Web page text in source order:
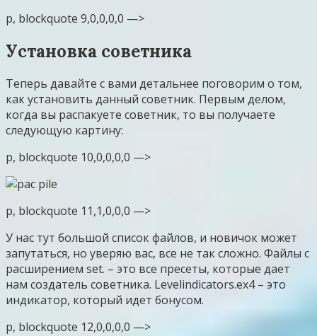
p, blockquote 9,0,0,0,0 —>
Установка советника
Теперь давайте с вами детальнее поговорим о том,
как установить данный советник. Первым делом,
когда вы распакуете советник, то вы получаете
следующую картину:
p, blockquote 10,0,0,0,0 —>
p, blockquote 11,1,0,0,0 —>
У нас тут большой список файлов, и новичок может
запутаться, но уверяю вас, все не так сложно. Файлы с
расширением set. – это все пресеты, которые дает
нам создатель советника. Levelindicators.ex4 – это
индикатор, который идет бонусом.
p, blockquote 12,0,0,0,0 —>